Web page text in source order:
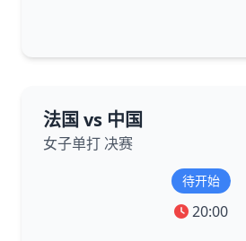
法国 vs 中国
女子单打 决赛
待开始
20:00